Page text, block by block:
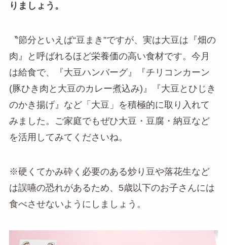
りましょう。
〝節分といえば“豆まき”ですが、実は大豆は『畑の
肉』と呼ばれるほど栄養価の高い食材です。今月
は給食で、『大豆ハンバーグ』『チリコンカーン
(豚ひき肉と大豆のカレー煮込み)』『大豆とひじき
のかき揚げ』など「大豆」を積極的に取り入れて
みました。ご家庭でもぜひ大豆・豆腐・納豆など
を活用してみてくださいね。
※硬くてかみ砕く必要のある炒り豆や落花生など
は誤嚥の恐れがあるため、5歳以下のお子さんには
食べさせないようにしましょう。